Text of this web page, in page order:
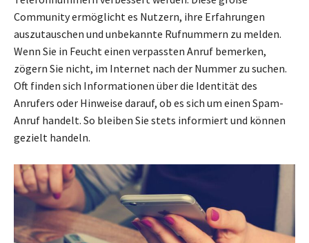
Community ermöglicht es Nutzern, ihre Erfahrungen
auszutauschen und unbekannte Rufnummern zu melden.
Wenn Sie in Feucht einen verpassten Anruf bemerken,
zögern Sie nicht, im Internet nach der Nummer zu suchen.
Oft finden sich Informationen über die Identität des
Anrufers oder Hinweise darauf, ob es sich um einen Spam-
Anruf handelt. So bleiben Sie stets informiert und können
gezielt handeln.